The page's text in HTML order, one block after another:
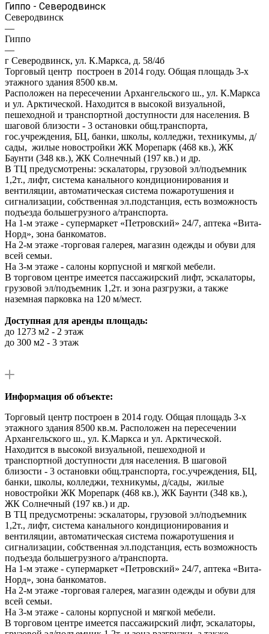
Гиппо - Северодвинск
Северодвинск
—
Гиппо
—
г Северодвинск, ул. К.Маркса, д. 58/4б
Торговый центр построен в 2014 году. Общая площадь 3-х
этажного здания 8500 кв.м.
Расположен на пересечении Архангельского ш., ул. К.Маркса
и ул. Арктической. Находится в высокой визуальной,
пешеходной и транспортной доступности для населения. В
шаговой близости - 3 остановки общ.транспорта,
гос.учреждения, БЦ, банки, школы, колледжи, техникумы, д/
сады, жилые новостройки ЖК Морепарк (468 кв.), ЖК
Баунти (348 кв.), ЖК Солнечный (197 кв.) и др.
В ТЦ предусмотрены: эскалаторы, грузовой эл/подъемник
1,2т., лифт, система канального кондиционирования и
вентиляции, автоматическая система пожаротушения и
сигнализации, собственная эл.подстанция, есть возможность
подъезда большегрузного а/транспорта.
На 1-м этаже - супермаркет «Петровский» 24/7, аптека «Вита-
Норд», зона банкоматов.
На 2-м этаже -торговая галерея, магазин одежды и обуви для
всей семьи.
На 3-м этаже - салоны корпусной и мягкой мебели.
В торговом центре имеется пассажирский лифт, эскалаторы,
грузовой эл/подъемник 1,2т. и зона разгрузки, а также
наземная парковка на 120 м/мест.
Доступная для аренды площадь:
до 1273 м2 - 2 этаж
до 300 м2 - 3 этаж
Информация об объекте:
Торговый центр построен в 2014 году. Общая площадь 3-х
этажного здания 8500 кв.м. Расположен на пересечении
Архангельского ш., ул. К.Маркса и ул. Арктической.
Находится в высокой визуальной, пешеходной и
транспортной доступности для населения. В шаговой
близости - 3 остановки общ.транспорта, гос.учреждения, БЦ,
банки, школы, колледжи, техникумы, д/сады, жилые
новостройки ЖК Морепарк (468 кв.), ЖК Баунти (348 кв.),
ЖК Солнечный (197 кв.) и др.
В ТЦ предусмотрены: эскалаторы, грузовой эл/подъемник
1,2т., лифт, система канального кондиционирования и
вентиляции, автоматическая система пожаротушения и
сигнализации, собственная эл.подстанция, есть возможность
подъезда большегрузного а/транспорта.
На 1-м этаже - супермаркет «Петровский» 24/7, аптека «Вита-
Норд», зона банкоматов.
На 2-м этаже -торговая галерея, магазин одежды и обуви для
всей семьи.
На 3-м этаже - салоны корпусной и мягкой мебели.
В торговом центре имеется пассажирский лифт, эскалаторы,